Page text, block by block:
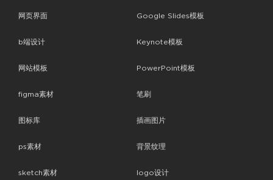
网页界面
b端设计
网站模板
figma素材
图标库
ps素材
sketch素材
Google Slides模板
Keynote模板
PowerPoint模板
笔刷
插画图片
背景纹理
logo设计